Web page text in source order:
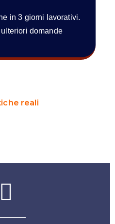
in 3 giorni lavorativi.
domande
reali